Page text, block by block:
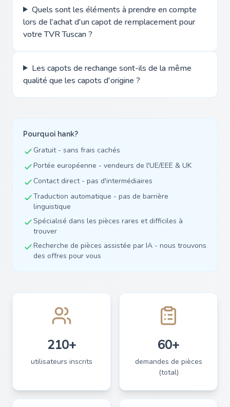
Quels sont les éléments à prendre en compte
lors de l'achat d'un capot de remplacement pour
votre TVR Tuscan ?
Les capots de rechange sont-ils de la même
qualité que les capots d'origine ?
Pourquoi hank?
Gratuit - sans frais cachés
Portée européenne - vendeurs de l'UE/EEE & UK
Contact direct - pas d'intermédiaires
Traduction automatique - pas de barrière
linguistique
Spécialisé dans les pièces rares et difficiles à
trouver
Recherche de pièces assistée par IA - nous trouvons
des offres pour vous
210+
utilisateurs inscrits
60+
demandes de pièces
(total)